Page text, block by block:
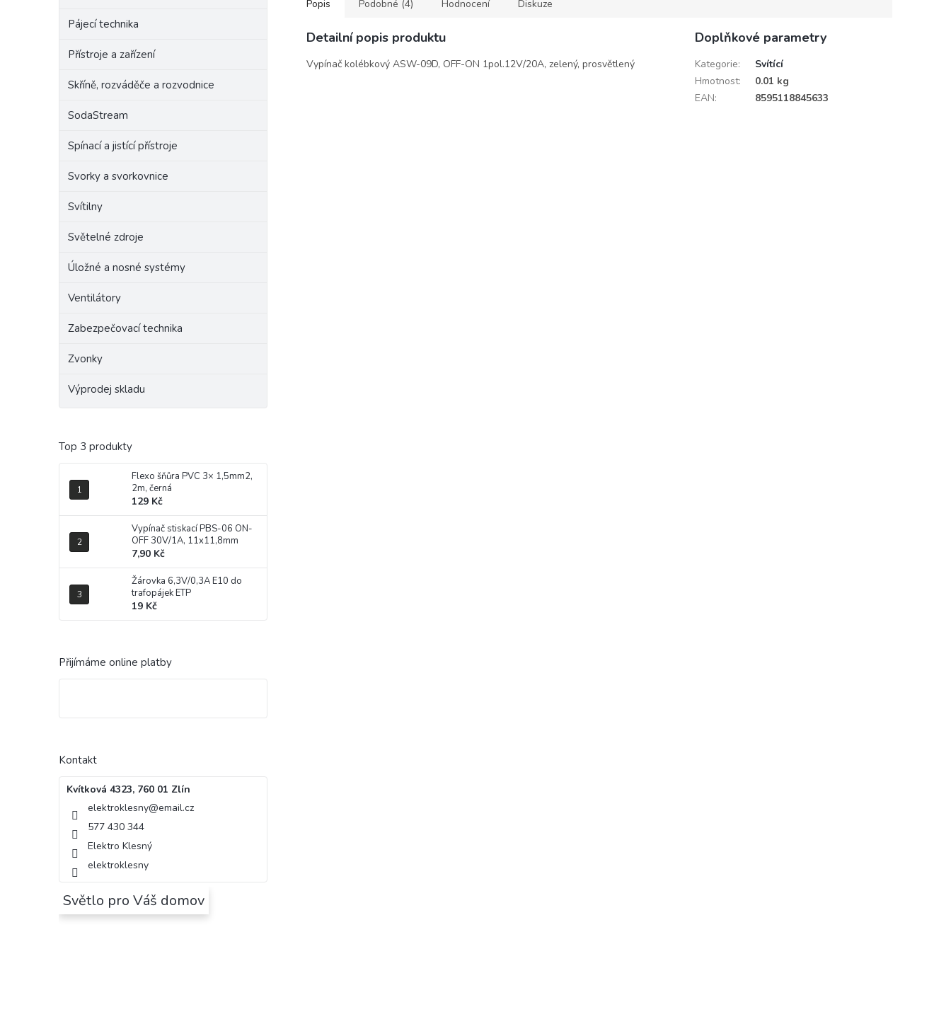
Pájecí technika
Přístroje a zařízení
Skříně, rozváděče a rozvodnice
SodaStream
Spínací a jistící přístroje
Svorky a svorkovnice
Svítilny
Světelné zdroje
Úložné a nosné systémy
Ventilátory
Zabezpečovací technika
Zvonky
Výprodej skladu
Top 3 produkty
Flexo šňůra PVC 3× 1,5mm2,
2m, černá
129 Kč
Vypínač stiskací PBS-06 ON-
OFF 30V/1A, 11x11,8mm
7,90 Kč
Žárovka 6,3V/0,3A E10 do
trafopájek ETP
19 Kč
Přijímáme online platby
Kontakt
Kvítková 4323, 760 01 Zlín
elektroklesny@email.cz
577 430 344
Elektro Klesný
elektroklesny
Světlo pro Váš domov
Popis Podobné (4) Hodnocení Diskuze
Detailní popis produktu
Vypínač kolébkový ASW-09D, OFF-ON 1pol.12V/20A, zelený, prosvětlený
Doplňkové parametry
Kategorie:
Svítící
Hmotnost:
0.01 kg
EAN: 8595118845633